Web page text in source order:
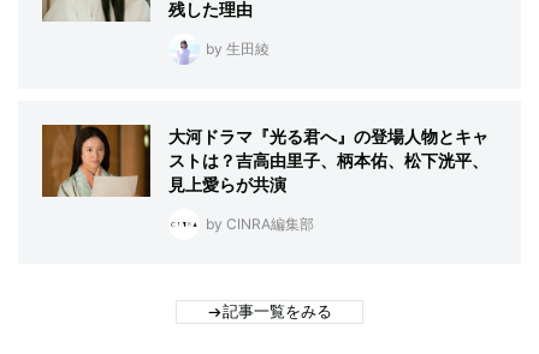
残した理由
by 生田綾
大河ドラマ『光る君へ』の登場人物とキャ
ストは？吉高由里子、柄本佑、松下洸平、
見上愛らが共演
by CINRA編集部
記事一覧をみる